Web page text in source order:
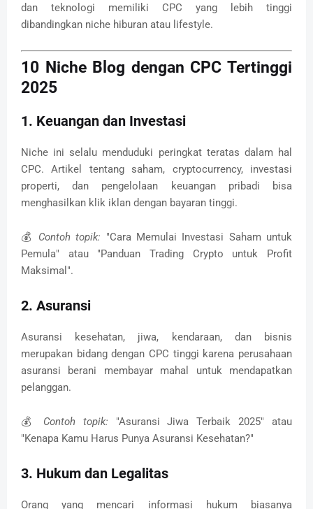
dan teknologi memiliki CPC yang lebih tinggi
dibandingkan niche hiburan atau lifestyle.
10 Niche Blog dengan CPC Tertinggi
2025
1. Keuangan dan Investasi
Niche ini selalu menduduki peringkat teratas dalam hal
CPC. Artikel tentang saham, cryptocurrency, investasi
properti, dan pengelolaan keuangan pribadi bisa
menghasilkan klik iklan dengan bayaran tinggi.
💰 Contoh topik: "Cara Memulai Investasi Saham untuk
Pemula" atau "Panduan Trading Crypto untuk Profit
Maksimal".
2. Asuransi
Asuransi kesehatan, jiwa, kendaraan, dan bisnis
merupakan bidang dengan CPC tinggi karena perusahaan
asuransi berani membayar mahal untuk mendapatkan
pelanggan.
💰 Contoh topik: "Asuransi Jiwa Terbaik 2025" atau
"Kenapa Kamu Harus Punya Asuransi Kesehatan?"
3. Hukum dan Legalitas
Orang yang mencari informasi hukum biasanya